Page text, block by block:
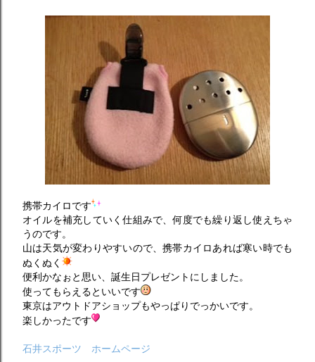
携帯カイロです
オイルを補充していく仕組みで、何度でも繰り返し使えちゃ
うのです。
山は天気が変わりやすいので、携帯カイロあれば寒い時でも
ぬくぬく
便利かなぉと思い、誕生日プレゼントにしました。
使ってもらえるといいです
東京はアウトドアショップもやっぱりでっかいです。
楽しかったです
石井スポーツ ホームページ